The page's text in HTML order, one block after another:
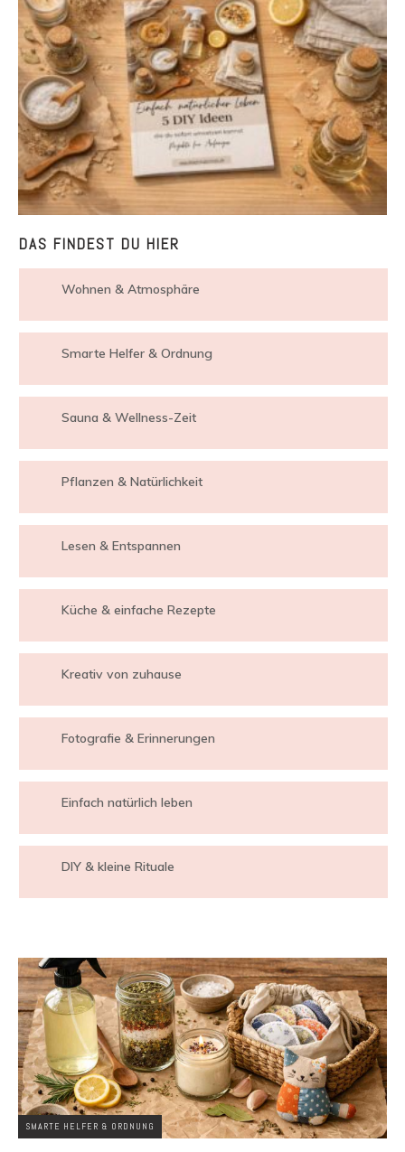
SMARTE HELFER & ORDNUNG
DAS FINDEST DU HIER
Wohnen & Atmosphäre
Smarte Helfer & Ordnung
Sauna & Wellness-Zeit
Pflanzen & Natürlichkeit
Lesen & Entspannen
Küche & einfache Rezepte
Kreativ von zuhause
Fotografie & Erinnerungen
Einfach natürlich leben
DIY & kleine Rituale